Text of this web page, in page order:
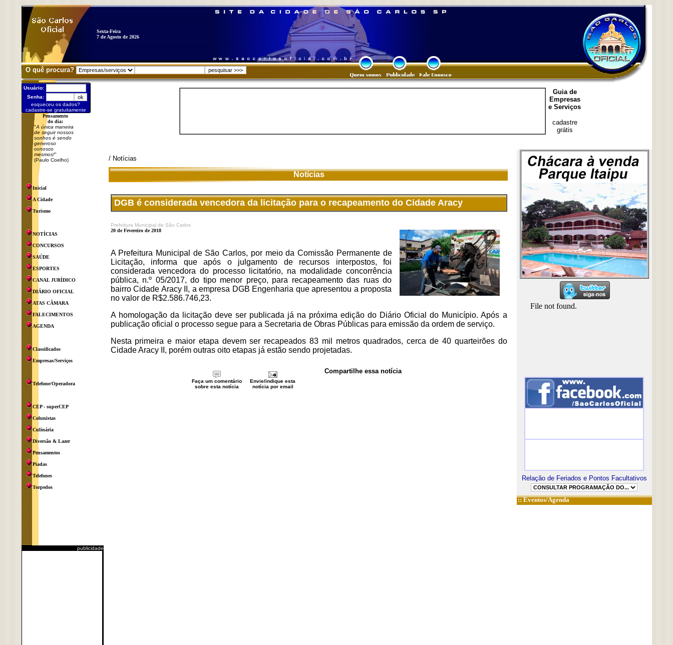
Sexta-Feira
7 de Agosto de 2026
O quê procura?
Usuário:
Senha:
esqueceu os dados?
cadastre-se gratuitamente
Pensamento
do dia:
"A única maneira
de seguir nossos
sonhos é sendo
generoso
conosco
mesmos!"
(Paulo Coelho)
Inicial
A Cidade
Turismo
NOTÍCIAS
CONCURSOS
SAÚDE
ESPORTES
CANAL JURÍDICO
DIÁRIO OFICIAL
ATAS CÂMARA
FALECIMENTOS
AGENDA
Classificados
Empresas/Serviços
Telefone/Operadora
CEP - superCEP
Colunistas
Culinária
Diversão & Lazer
Pensamentos
Piadas
Telefones
Torpedos
publicidade
Guia de
Empresas
e Serviços
cadastre
grátis
/ Notícias
Notícias
DGB é considerada vencedora da licitação para o recapeamento do Cidade Aracy
Prefeitura Municipal de São Carlos
20 de Fevereiro de 2018
A Prefeitura Municipal de São Carlos, por meio da Comissão Permanente de
Licitação, informa que após o julgamento de recursos interpostos, foi
considerada vencedora do processo licitatório, na modalidade concorrência
pública, n.º 05/2017, do tipo menor preço, para recapeamento das ruas do
bairro Cidade Aracy II, a empresa DGB Engenharia que apresentou a proposta
no valor de R$2.586.746,23.
A homologação da licitação deve ser publicada já na próxima edição do Diário Oficial do Município. Após a
publicação oficial o processo segue para a Secretaria de Obras Públicas para emissão da ordem de serviço.
Nesta primeira e maior etapa devem ser recapeados 83 mil metros quadrados, cerca de 40 quarteirões do
Cidade Aracy II, porém outras oito etapas já estão sendo projetadas.
Compartilhe essa notícia
Faça um comentário
sobre esta notícia
Envie/indique esta
notícia por email
Relação de Feriados e Pontos Facultativos
::Eventos/Agenda